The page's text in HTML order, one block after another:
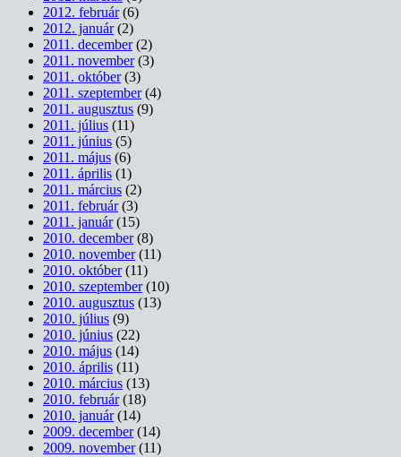
2012. február(6)
2012. január(2)
2011. december(2)
2011. november(3)
2011. október(3)
2011. szeptember(4)
2011. augusztus (9)
2011. július (11)
2011. június (5)
2011. május (6)
2011. április (1)
2011. március (2)
2011. február(3)
2011. január(15)
2010. december(8)
2010. november(11)
2010. október(11)
2010. szeptember(10)
2010. augusztus (13)
2010. július (9)
2010. június (22)
2010. május (14)
2010. április (11)
2010. március (13)
2010. február(18)
2010. január(14)
2009. december(14)
2009. november(11)